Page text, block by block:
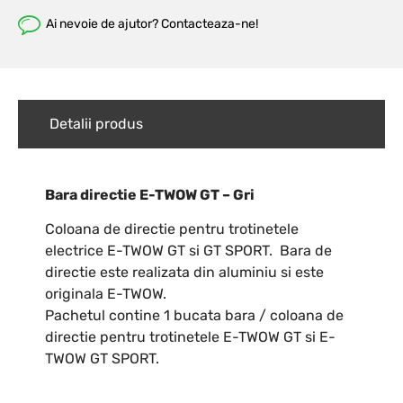
Ai nevoie de ajutor? Contacteaza-ne!
Detalii produs
Bara directie E-TWOW GT – Gri
Coloana de directie pentru trotinetele
electrice E-TWOW GT si GT SPORT. Bara de
directie este realizata din aluminiu si este
originala E-TWOW.
Pachetul contine 1 bucata bara / coloana de
directie pentru trotinetele E-TWOW GT si E-
TWOW GT SPORT.